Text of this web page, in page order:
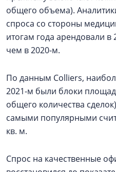
общего объема).
спроса со стороны
итогам года арендовали
чем в 2020-м.
По данным Colliers,
2021-м были блоки
общего количества
самыми популярными
кв. м.
Спрос на качественные